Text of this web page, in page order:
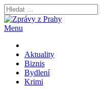
Skip
to
content
Vyhledávání
Menu
Aktuality
Biznis
Bydlení
Krimi